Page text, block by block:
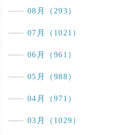
08月（293）
07月（1021）
06月（961）
05月（988）
04月（971）
03月（1029）